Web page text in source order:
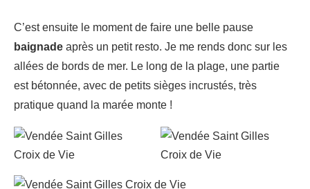
C’est ensuite le moment de faire une belle pause
baignade après un petit resto. Je me rends donc sur les
allées de bords de mer. Le long de la plage, une partie
est bétonnée, avec de petits sièges incrustés, très
pratique quand la marée monte !